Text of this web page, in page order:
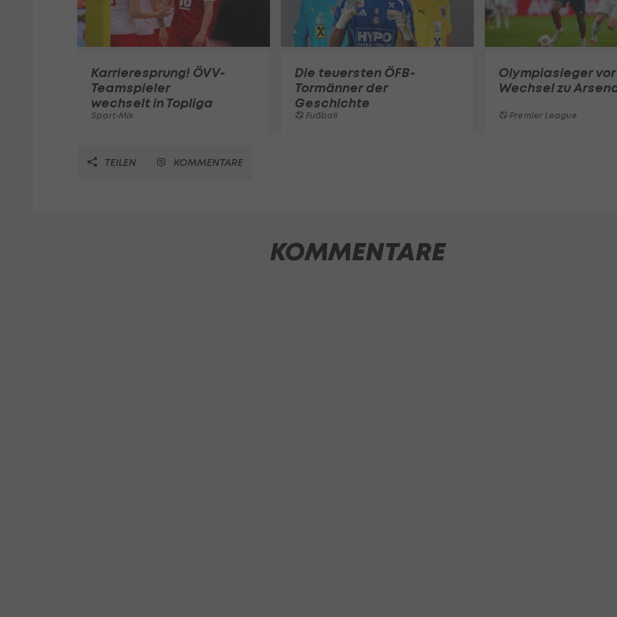
Karrieresprung! ÖVV-
Teamspieler
wechselt in Topliga
Sport-Mix
Die teuersten ÖFB-
Tormänner der
Geschichte
Fußball
Olympiasieger vor
Wechsel zu
Premier League
TEILEN KOMMENTARE
KOMMENTARE